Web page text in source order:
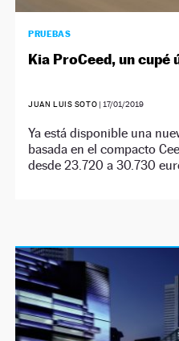
PRUEBAS
Kia ProCeed, un cupé
JUAN LUIS SOTO | 17/01/2019
Ya está disponible una
basada en el compacto
desde 23.720 a 30.730